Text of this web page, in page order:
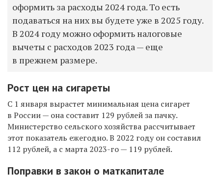
оформить за расходы 2024 года. То есть
подаваться на них вы будете уже в 2025 году.
В 2024 году можно оформить налоговые
вычеты с расходов 2023 года — еще
в прежнем размере.
Рост цен на сигареты
С 1 января вырастет минимальная цена сигарет
в России — она составит 129 рублей за пачку.
Министерство сельского хозяйства рассчитывает
этот показатель ежегодно. В 2022 году он составил
112 рублей, а с марта 2023-го — 119 рублей.
Поправки в закон о маткапитале